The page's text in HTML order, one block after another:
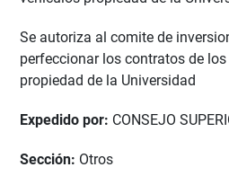
Se autoriza al comite de
perfeccionar los contratos de
propiedad de la Universidad
Expedido por: CONSEJO
Sección: Otros